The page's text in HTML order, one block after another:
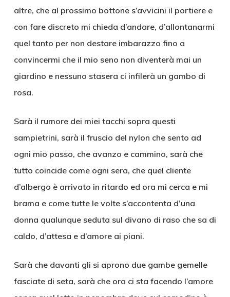
altre, che al prossimo bottone s’avvicini il portiere e
con fare discreto mi chieda d’andare, d’allontanarmi
quel tanto per non destare imbarazzo fino a
convincermi che il mio seno non diventerà mai un
giardino e nessuno stasera ci infilerà un gambo di
rosa.
Sarà il rumore dei miei tacchi sopra questi
sampietrini, sarà il fruscio del nylon che sento ad
ogni mio passo, che avanzo e cammino, sarà che
tutto coincide come ogni sera, che quel cliente
d’albergo è arrivato in ritardo ed ora mi cerca e mi
brama e come tutte le volte s’accontenta d’una
donna qualunque seduta sul divano di raso che sa di
caldo, d’attesa e d’amore ai piani.
Sarà che davanti gli si aprono due gambe gemelle
fasciate di seta, sarà che ora ci sta facendo l’amore